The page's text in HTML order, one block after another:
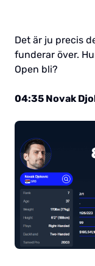
Det är ju precis
funderar över.
Open bli?
04:35 Novak